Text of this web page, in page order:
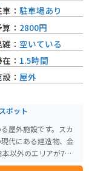
食事が出来ます。
ポット
屋外施設です。スカ
代にある建造物、金
ヨーロッパエリアだ
： 駐車場あり
： 2800円
： 空いている
： 1.5時間
： 屋外